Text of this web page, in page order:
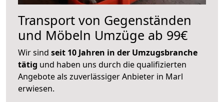
Transport von Gegenständen
und Möbeln Umzüge ab 99€
Wir sind seit 10 Jahren in der Umzugsbranche
tätig und haben uns durch die qualifizierten
Angebote als zuverlässiger Anbieter in Marl
erwiesen.